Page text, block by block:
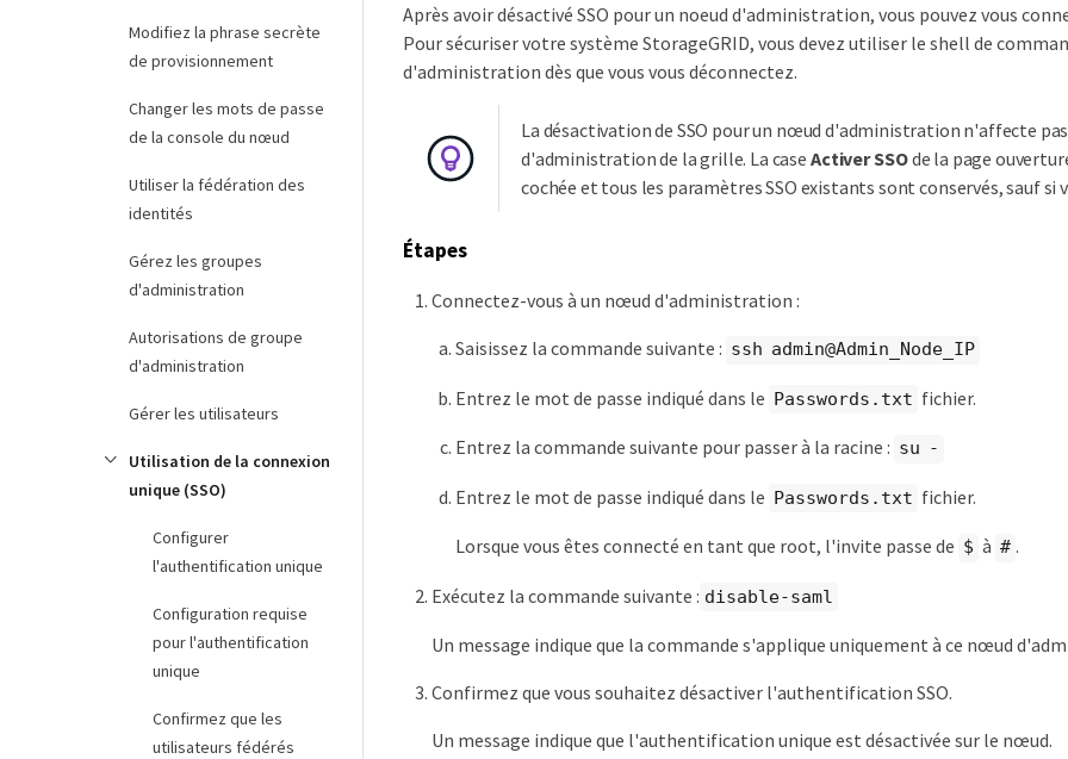
Modifiez la phrase secrète
de provisionnement
Changer les mots de passe
de la console du nœud
Utiliser la fédération des
identités
Gérez les groupes
d'administration
Autorisations de groupe
d'administration
Gérer les utilisateurs
Utilisation de la connexion
unique (SSO)
Configurer
l'authentification unique
Configuration requise
pour l'authentification
unique
Confirmez que les
utilisateurs fédérés
Après avoir désactivé SSO pour un noeud d'administration, vous pouvez vous
Pour sécuriser votre système StorageGRID, vous devez utiliser le shell de
d'administration dès que vous vous déconnectez.
La désactivation de SSO pour un nœud d'administration n'affecte
d'administration de la grille. La case Activer SSOde la page
cochée et tous les paramètres SSO existants sont conservés, sauf si
Étapes
Connectez-vous à un nœud d'administration :
Saisissez la commande suivante : ssh admin@Admin_Node_IP
Entrez le mot de passe indiqué dans le Passwords.txt fichier.
Entrez la commande suivante pour passer à la racine : su -
Entrez le mot de passe indiqué dans le Passwords.txt fichier.
Lorsque vous êtes connecté en tant que root, l'invite passe de $ à # .
Exécutez la commande suivante : disable-saml
Un message indique que la commande s'applique uniquement à ce nœud
Confirmez que vous souhaitez désactiver l'authentification SSO.
Un message indique que l'authentification unique est désactivée sur le nœud.